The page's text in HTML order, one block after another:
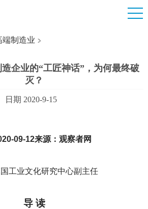
端制造业
企业的“工匠神话”，为何最终破
灭？
日期 2020-9-15
09-12来源：观察者网
工业文化研究中心副主任
导 读